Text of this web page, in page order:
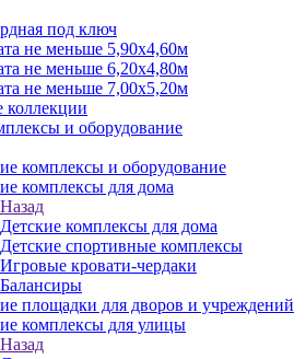
под ключ
не меньше 5,90х4,60м
не меньше 6,20х4,80м
не меньше 7,00х5,20м
коллекции
и оборудование
комплексы и оборудование
комплексы для дома
Назад
Детские комплексы для дома
Детские спортивные комплексы
Игровые кровати-чердаки
Балансиры
площадки для дворов и учреждений
комплексы для улицы
Назад